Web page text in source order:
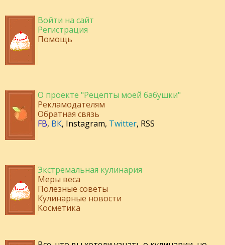
Войти на сайт
Регистрация
Помощь
О проекте "Рецепты моей бабушки"
Рекламодателям
Обратная связь
FB, ВК, Instagram, Twitter, RSS
Экстремальная кулинария
Меры веса
Полезные советы
Кулинарные новости
Косметика